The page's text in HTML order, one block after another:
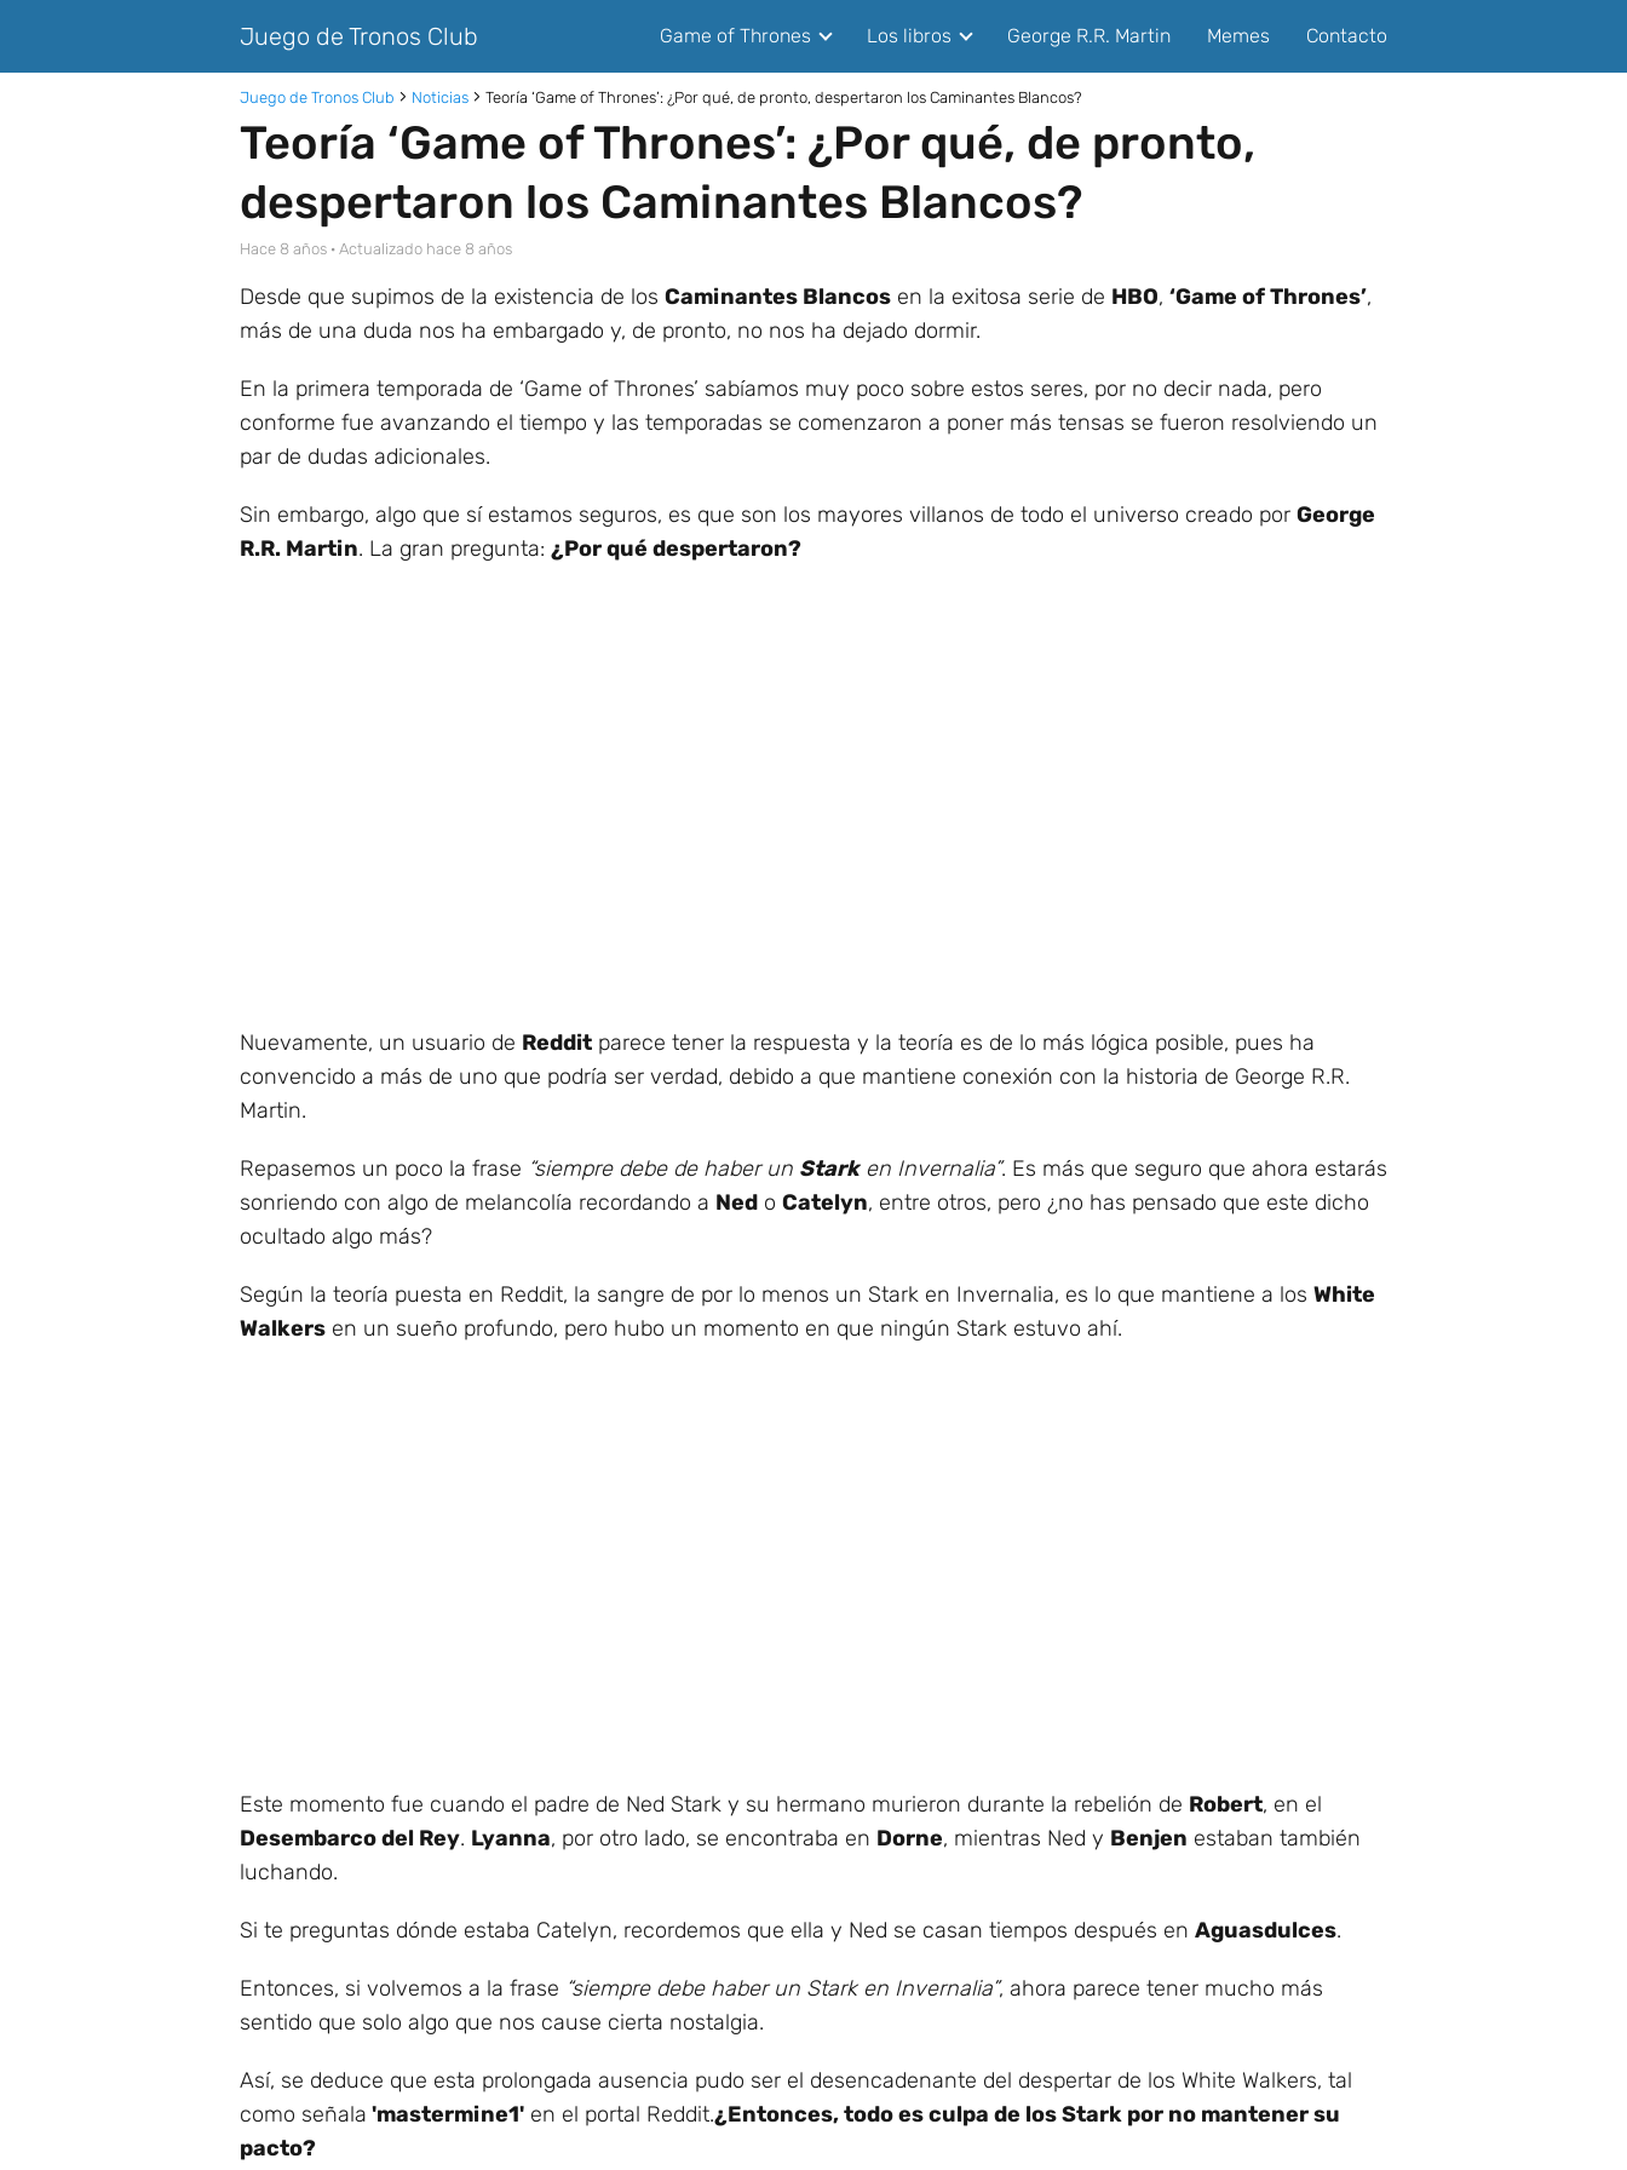
Juego de Tronos Club Game of Thrones Los libros George R.R. Martin Memes Contacto
Juego de Tronos Club Noticias Teoría ‘Game of Thrones’: ¿Por qué, de pronto, despertaron los Caminantes Blancos?
Teoría ‘Game of Thrones’: ¿Por qué, de pronto,
despertaron los Caminantes Blancos?
hace 8 años · Actualizado hace 8 años
Desde que supimos de la existencia de los Caminantes Blancos en la exitosa serie de HBO, ‘Game of Thrones’,
más de una duda nos ha embargado y, de pronto, no nos ha dejado dormir.
En la primera temporada de ‘Game of Thrones’ sabíamos muy poco sobre estos seres, por no decir nada, pero
conforme fue avanzando el tiempo y las temporadas se comenzaron a poner más tensas se fueron resolviendo un
par de dudas adicionales.
Sin embargo, algo que sí estamos seguros, es que son los mayores villanos de todo el universo creado por George
R.R. Martin. La gran pregunta: ¿Por qué despertaron?
Nuevamente, un usuario de Reddit parece tener la respuesta y la teoría es de lo más lógica posible, pues ha
convencido a más de uno que podría ser verdad, debido a que mantiene conexión con la historia de George R.R.
Martin.
Repasemos un poco la frase “siempre debe de haber un Starken Invernalia”. Es más que seguro que ahora estarás
sonriendo con algo de melancolía recordando a Ned o Catelyn, entre otros, pero ¿no has pensado que este dicho
ocultado algo más?
Según la teoría puesta en Reddit, la sangre de por lo menos un Stark en Invernalia, es lo que mantiene a los White
Walkers en un sueño profundo, pero hubo un momento en que ningún Stark estuvo ahí.
Este momento fue cuando el padre de Ned Stark y su hermano murieron durante la rebelión de Robert, en el
Desembarco del Rey. Lyanna, por otro lado, se encontraba en Dorne, mientras Ned y Benjen estaban también
luchando.
Si te preguntas dónde estaba Catelyn, recordemos que ella y Ned se casan tiempos después en Aguasdulces.
Entonces, si volvemos a la frase “siempre debe haber un Stark en Invernalia”, ahora parece tener mucho más
sentido que solo algo que nos cause cierta nostalgia.
Así, se deduce que esta prolongada ausencia pudo ser el desencadenante del despertar de los White Walkers, tal
como señala 'mastermine1' en el portal Reddit.¿Entonces, todo es culpa de los Stark por no mantener su
pacto?